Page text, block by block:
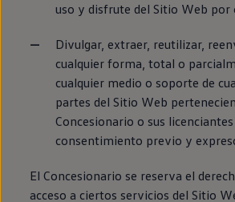
uso y disfrute del Sitio Web por
Divulgar, extraer, reutilizar,
cualquier forma, total o
cualquier medio o soporte de
partes del Sitio Web
Concesionario o sus
consentimiento previo y
El Concesionario se reserva el
acceso a ciertos servicios del Sitio